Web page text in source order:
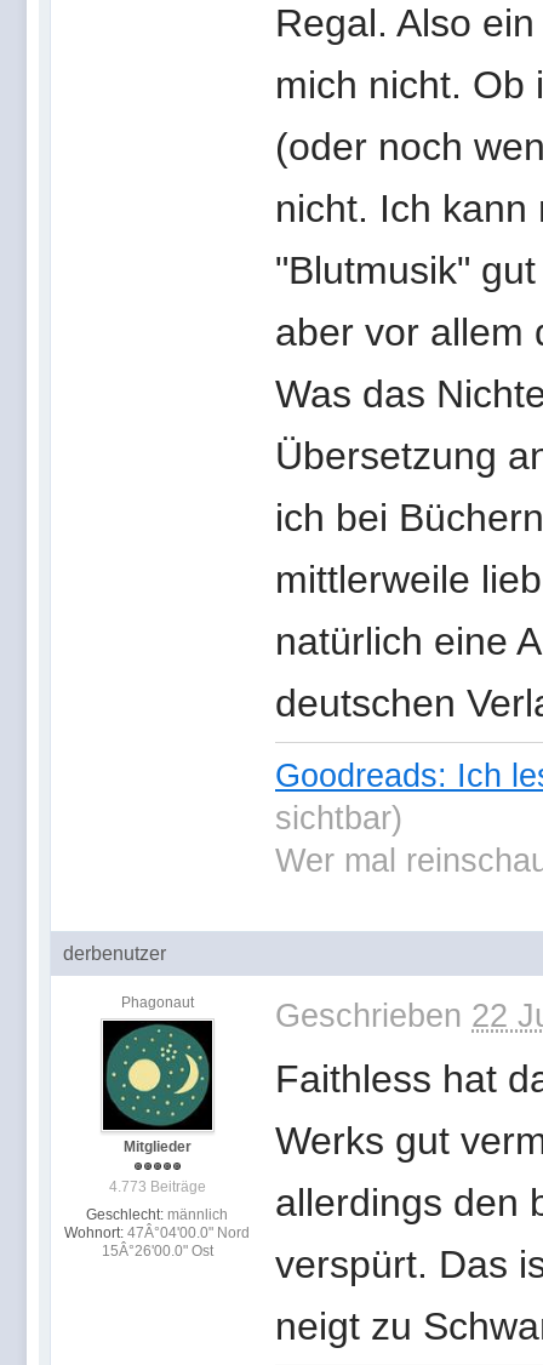
Regal. Also
mich nicht. Ob
(oder noch
nicht. Ich
"Blutmusik"
aber vor allem
Was das
Übersetzung
ich bei
mittlerweile
natürlich eine
deutschen
Goodreads: Ich
sichtbar)
Wer mal
derbenutzer
Phagonaut
Mitglieder
4.773 Beiträge
Geschlecht: männlich
Wohnort: 47Â°04'00.0" Nord
15Â°26'00.0" Ost
Geschrieben 22
Faithless hat
Werks gut
allerdings den
verspürt. Das
neigt zu